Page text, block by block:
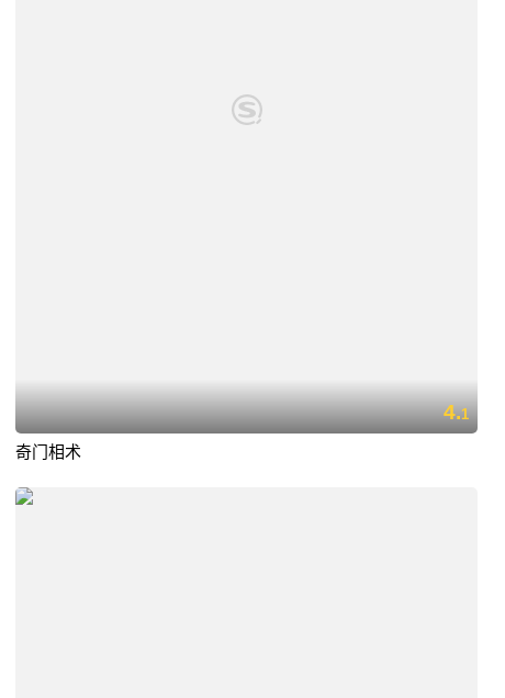
4.1
奇门相术